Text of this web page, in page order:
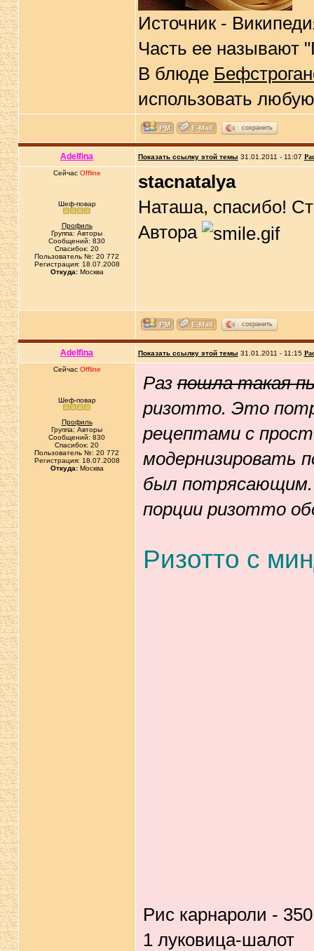
Источник -
Часть ее называют
В блюде
использовать
сохранить
Adelfina Показать ссылку этой темы 31.01.2011 - 11:07
Сейчас Offline
Шеф-повар
Профиль
Группа: Авторы
Сообщений: 830
Спасибок: 20
Пользователь №: 20 772
Регистрация: 18.07.2008
Откуда:Москва
stacnatalya
Наташа, спасибо!
Автора
сохранить
Adelfina Показать ссылку этой темы 31.01.2011 - 11:15
Сейчас Offline
Шеф-повар
Профиль
Группа: Авторы
Сообщений: 830
Спасибок: 20
Пользователь №: 20 772
Регистрация: 18.07.2008
Откуда:Москва
Разпошла такая
ризотто. Это
рецептами с
модернизировать
был потрясающим.
порции ризотто
Ризотто с
Рис карнароли - 350
1 луковица-шалот